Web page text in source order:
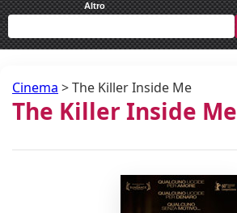
Altro
Cinema >The Killer Inside Me
The Killer Inside Me